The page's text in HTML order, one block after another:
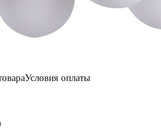
Условия оплаты